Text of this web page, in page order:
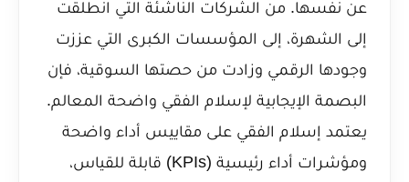
عن نفسها. من الشركات الناشئة التي انطلقت
إلى الشهرة، إلى المؤسسات الكبرى التي عززت
وجودها الرقمي وزادت من حصتها السوقية، فإن
البصمة الإيجابية لإسلام الفقي واضحة المعالم.
يعتمد إسلام الفقي على مقاييس أداء واضحة
ومؤشرات أداء رئيسية (KPIs) قابلة للقياس،